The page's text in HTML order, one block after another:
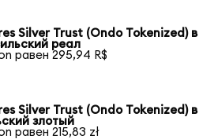
Silver Trust (Ondo Tokenized) в
реал
равен 295,94 R$
Silver Trust (Ondo Tokenized) в
злотый
равен 215,83 zł